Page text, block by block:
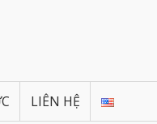
LIÊN HỆ